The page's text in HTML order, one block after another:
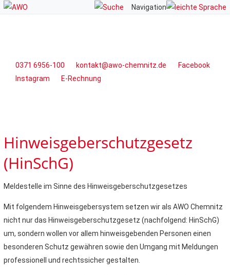
Navigation
0371 6956-100 kontakt@awo-chemnitz.de
Facebook
Instagram
E-Rechnung
Hinweisgeberschutzgesetz
(HinSchG)
Meldestelle im Sinne des Hinweisgeberschutzgesetzes
Mit folgendem Hinweisgebersystem setzen wir als AWO Chemnitz
nicht nur das Hinweisgeberschutzgesetz (nachfolgend: HinSchG)
um, sondern wollen vor allem hinweisgebenden Personen einen
besonderen Schutz gewähren sowie den Umgang mit Meldungen
professionell und rechtssicher gestalten.